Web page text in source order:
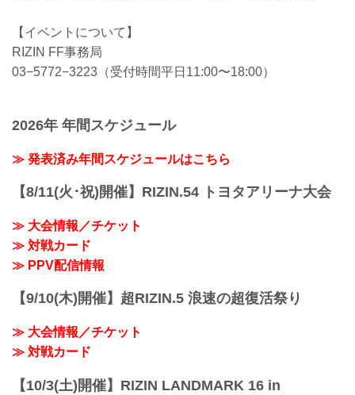
【イベントについて】
RIZIN FF事務局
03−5772−3223（受付時間平日11:00〜18:00）
2026年 年間スケジュール
≫ 発表済み年間スケジュールはこちら
【8/11(火･祝)開催】RIZIN.54 トヨタアリーナ大会
≫ 大会情報／チケット
≫ 対戦カード
≫ PPV配信情報
【9/10(木)開催】超RIZIN.5 浪速の超復活祭り
≫ 大会情報／チケット
≫ 対戦カード
【10/3(土)開催】RIZIN LANDMARK 16 in